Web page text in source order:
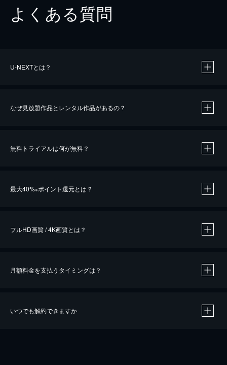
よくある質問
U-NEXTとは？
なぜ見放題作品とレンタル作品があるの？
無料トライアルは何が無料？
最大40%※ポイント還元とは？
※40％ポイント還元の対象は、クレジットカード決済による作品の購入 / レンタルです。
iOSアプリのUコイン決済による作品の購入 / レンタルは、20％のポイント還元です。
フルHD画質 / 4K画質とは？
月額料金を支払うタイミングは？
いつでも解約できますか